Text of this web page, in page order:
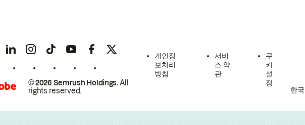
© 2026 Semrush Holdings.All
rights reserved.
개인정
보처리
방침
서비
스 약
관
쿠
키
설
정
한